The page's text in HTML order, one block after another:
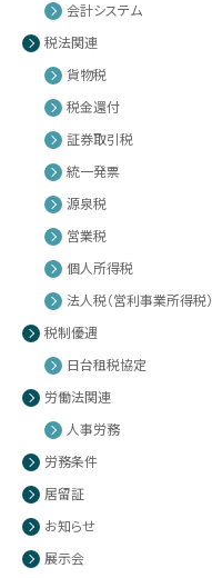
会計システム
税法関連
貨物税
税金還付
証券取引税
統一発票
源泉税
営業税
個人所得税
法人税（営利事業所得税）
税制優遇
日台租税協定
労働法関連
人事労務
労務条件
居留証
お知らせ
展示会